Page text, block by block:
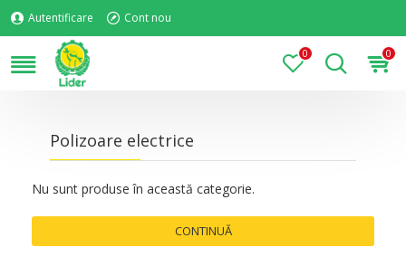
Autentificare Cont nou
0 0
Polizoare electrice
Nu sunt produse în această categorie.
CONTINUĂ